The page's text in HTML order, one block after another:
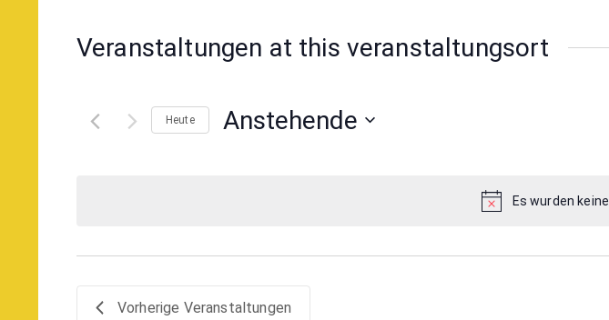
Es wurden
Veranstaltungen at this veranstaltungsort
Heute Anstehende
Vorherige Veranstaltungen